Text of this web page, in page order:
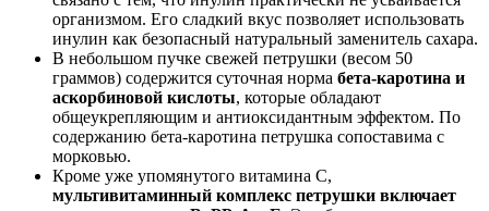
организмом. Его сладкий вкус позволяет использовать
инулин как безопасный натуральный заменитель сахара.
В небольшом пучке свежей петрушки (весом 50
граммов) содержится суточная норма бета-каротина и
аскорбиновой кислоты, которые обладают
общеукрепляющим и антиоксидантным эффектом. По
содержанию бета-каротина петрушка сопоставима с
морковью.
Кроме уже упомянутого витамина С,
мультивитаминный комплекс петрушки включает